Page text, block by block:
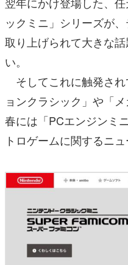
ックミニ」シリーズが
取り上げられて大きな
い。
そしてこれに触発さ
ョンクラシック」や「
春には「PCエンジンミ
トロゲームに関するニ